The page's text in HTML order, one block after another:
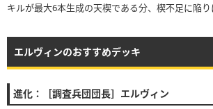
キルが最大6本生成の天楔である分、楔不足に陥り
エルヴィンのおすすめデッキ
進化：［調査兵団団長］エルヴィン